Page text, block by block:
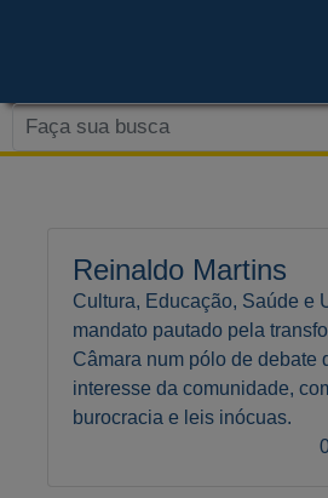
Reinaldo Martins
Cultura, Educação, Saúde e
mandato pautado pela
Câmara num pólo de debate
interesse da comunidade,
burocracia e leis inócuas.